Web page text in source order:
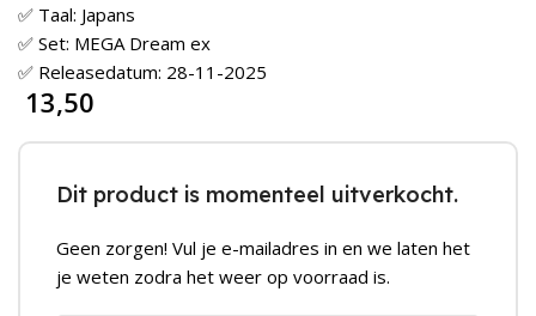
✅ Taal: Japans
✅ Set: MEGA Dream ex
✅ Releasedatum: 28-11-2025
13,50
Dit product is momenteel uitverkocht.
Geen zorgen! Vul je e-mailadres in en we laten het
je weten zodra het weer op voorraad is.